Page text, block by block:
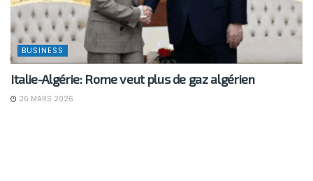
BUSINESS
Italie-Algérie: Rome veut plus de gaz algérien
26 MARS 2026